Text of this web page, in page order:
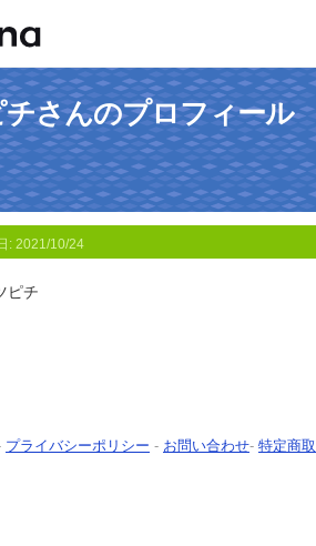
さんのプロフィール
: 2021/10/24
ピチ
プライバシーポリシー - お問い合わせ- 特定商